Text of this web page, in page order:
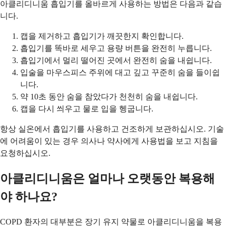
아클리디니움 흡입기를 올바르게 사용하는 방법은 다음과 같습
니다.
캡을 제거하고 흡입기가 깨끗한지 확인합니다.
흡입기를 똑바로 세우고 용량 버튼을 완전히 누릅니다.
흡입기에서 멀리 떨어진 곳에서 완전히 숨을 내쉽니다.
입술을 마우스피스 주위에 대고 깊고 꾸준히 숨을 들이쉽
니다.
약 10초 동안 숨을 참았다가 천천히 숨을 내쉽니다.
캡을 다시 씌우고 물로 입을 헹굽니다.
항상 실온에서 흡입기를 사용하고 건조하게 보관하십시오. 기술
에 어려움이 있는 경우 의사나 약사에게 사용법을 보고 지침을
요청하십시오.
아클리디니움은 얼마나 오랫동안 복용해
야 하나요?
COPD 환자의 대부분은 장기 유지 약물로 아클리디니움을 복용